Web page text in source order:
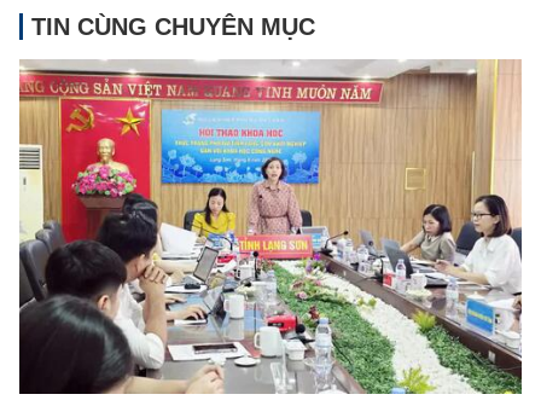
TIN CÙNG CHUYÊN MỤC